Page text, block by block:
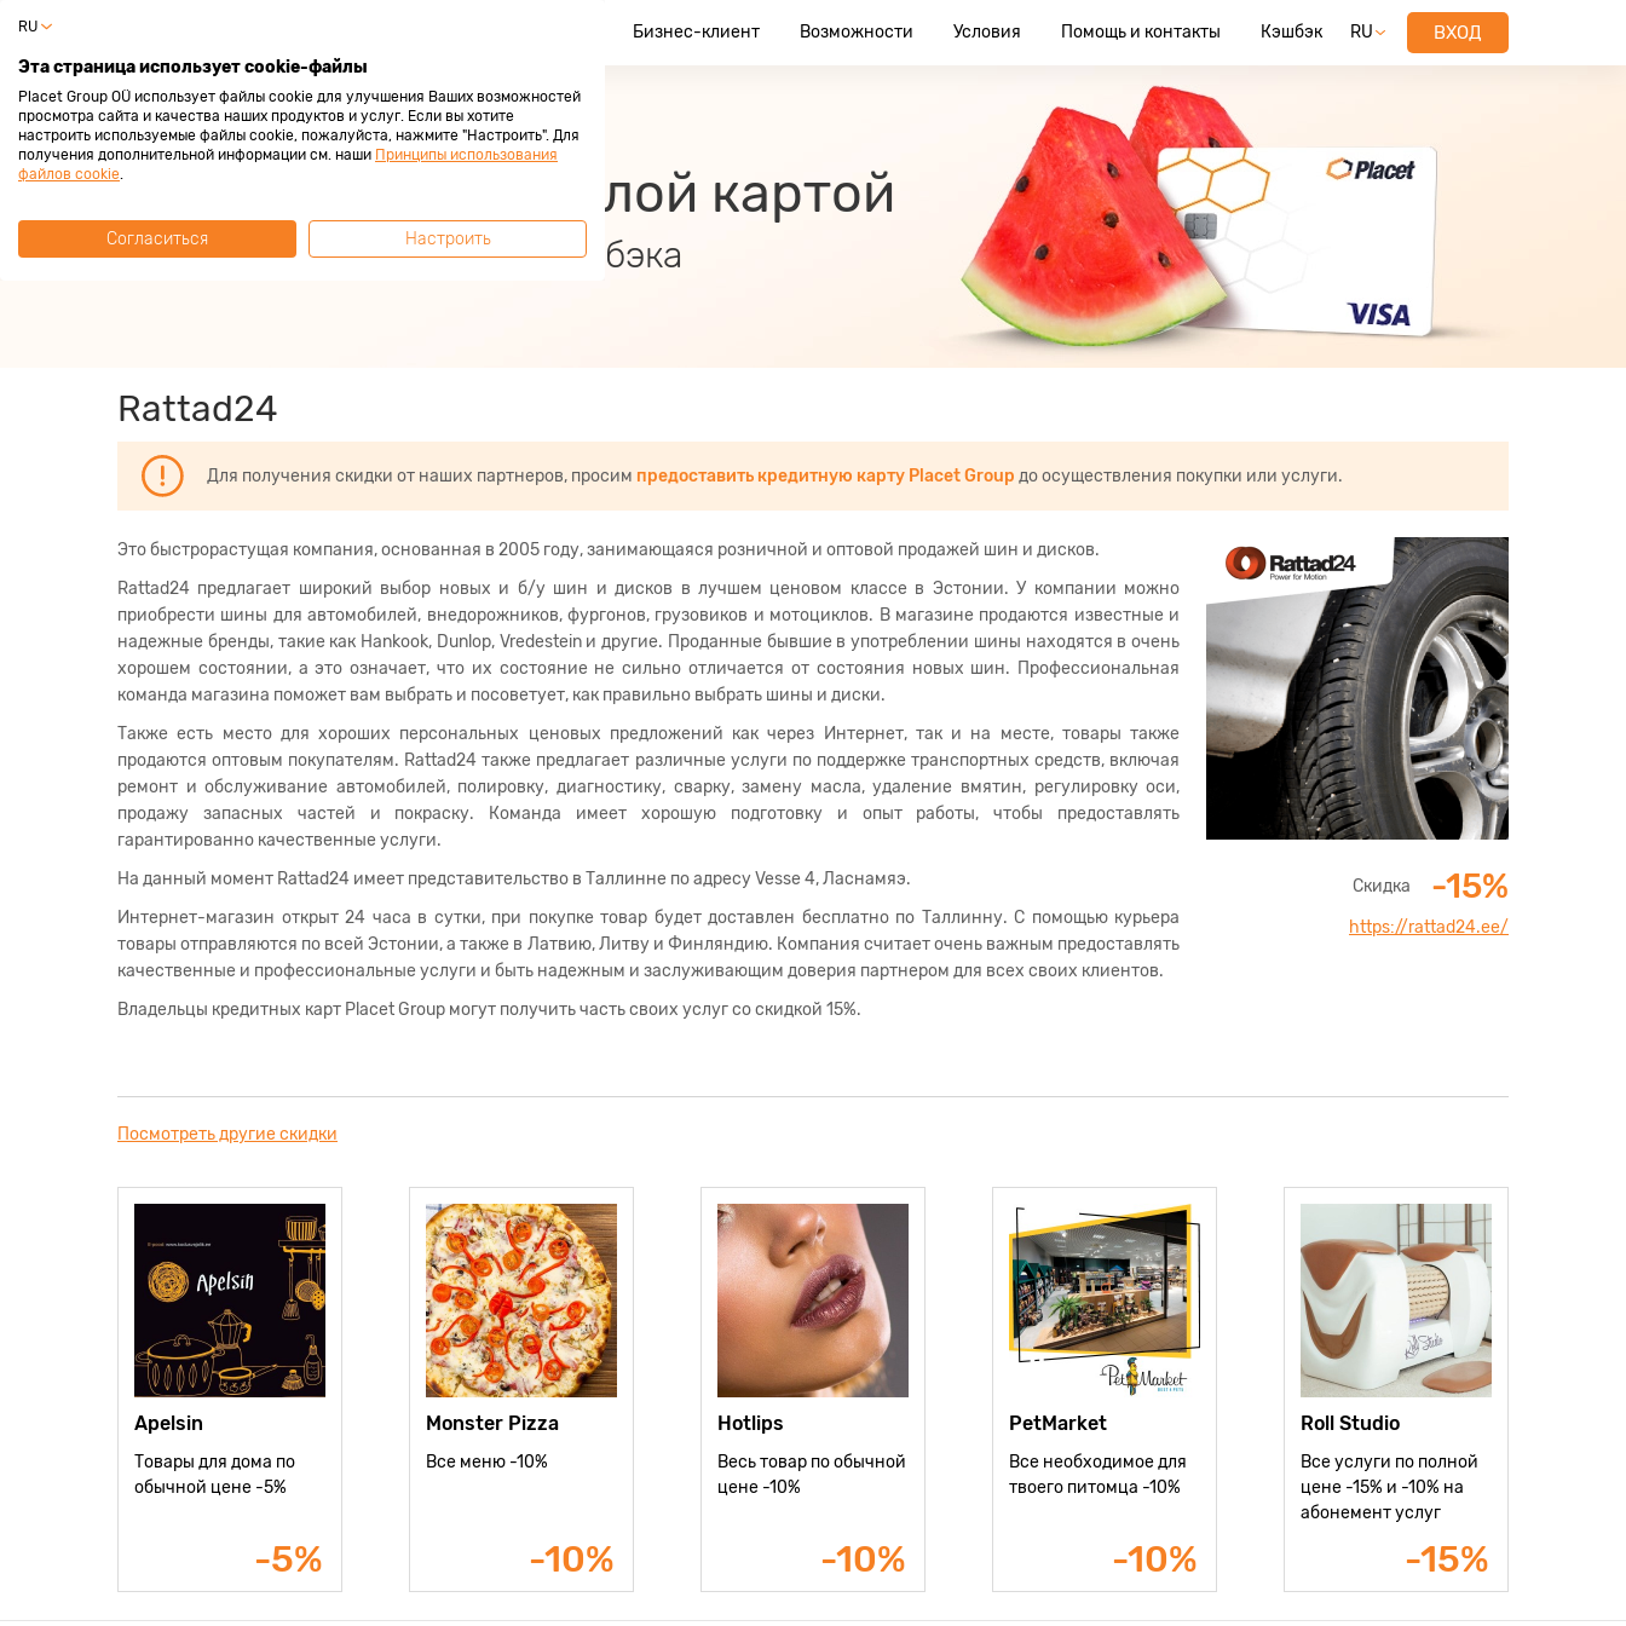
Бизнес-клиент Возможности Условия Помощь и контакты Кэшбэк RU ВХОД
За покупками с Белой картой
Зарабатывай всегда 2% кэшбэка
Rattad24
Для получения скидки от наших партнеров, просим предоставить кредитную карту Placet Group до осуществления покупки или услуги.
Это быстрорастущая компания, основанная в 2005 году, занимающаяся розничной и оптовой продажей шин и дисков.
Rattad24 предлагает широкий выбор новых и б/у шин и дисков в лучшем ценовом классе в Эстонии. У компании можно
приобрести шины для автомобилей, внедорожников, фургонов, грузовиков и мотоциклов. В магазине продаются известные и
надежные бренды, такие как Hankook, Dunlop, Vredestein и другие. Проданные бывшие в употреблении шины находятся в очень
хорошем состоянии, а это означает, что их состояние не сильно отличается от состояния новых шин. Профессиональная
команда магазина поможет вам выбрать и посоветует, как правильно выбрать шины и диски.
Также есть место для хороших персональных ценовых предложений как через Интернет, так и на месте, товары также
продаются оптовым покупателям. Rattad24 также предлагает различные услуги по поддержке транспортных средств, включая
ремонт и обслуживание автомобилей, полировку, диагностику, сварку, замену масла, удаление вмятин, регулировку оси,
продажу запасных частей и покраску. Команда имеет хорошую подготовку и опыт работы, чтобы предоставлять
гарантированно качественные услуги.
На данный момент Rattad24 имеет представительство в Таллинне по адресу Vesse 4, Ласнамяэ.
Интернет-магазин открыт 24 часа в сутки, при покупке товар будет доставлен бесплатно по Таллинну. С помощью курьера
товары отправляются по всей Эстонии, а также в Латвию, Литву и Финляндию. Компания считает очень важным предоставлять
качественные и профессиональные услуги и быть надежным и заслуживающим доверия партнером для всех своих клиентов.
Владельцы кредитных карт Placet Group могут получить часть своих услуг со скидкой 15%.
Скидка -15%
https://rattad24.ee/
Посмотреть другие скидки
Apelsin
Товары для дома по
обычной цене -5%
-5%
Monster Pizza
Все меню -10%
-10%
Hotlips
Весь товар по обычной
цене -10%
-10%
PetMarket
Все необходимое для
твоего питомца -10%
-10%
Roll Studio
Все услуги по полной
цене -15% и -10% на
абонемент услуг
-15%
RU
Эта страница использует cookie-файлы
Placet Group OÜ использует файлы cookie для улучшения Ваших возможностей
просмотра сайта и качества наших продуктов и услуг. Если вы хотите
настроить используемые файлы cookie, пожалуйста, нажмите "Настроить". Для
получения дополнительной информации см. наши Принципы использования
файлов cookie.
Согласиться Настроить